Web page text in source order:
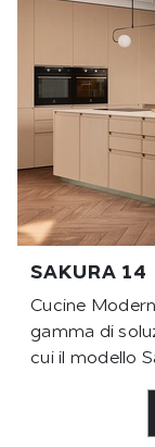
SAKURA 14
Cucine
gamma di
cui il modello